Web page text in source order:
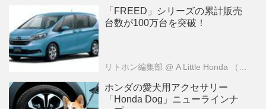
「FREED」シリーズの累計販売
台数が100万台を突破！
リトホン編集部 @ A Little Honda （ア・リトル・ホンダ）編集部
ホンダの愛犬用アクセサリー
「Honda Dog」ニューラインナ